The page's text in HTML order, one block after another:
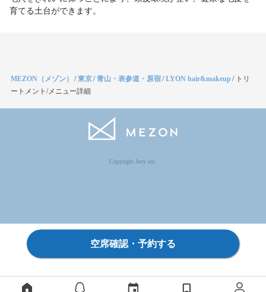
MEZON（メゾン） /東京/青山・表参道・原宿/LYON hair&makeup / トリ
ートメント/メニュー詳細
Copyright Jocy inc.
空席確認・予約する